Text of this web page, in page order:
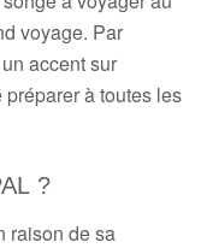
voyage. Par
accent sur
à toutes les
?
raison de sa